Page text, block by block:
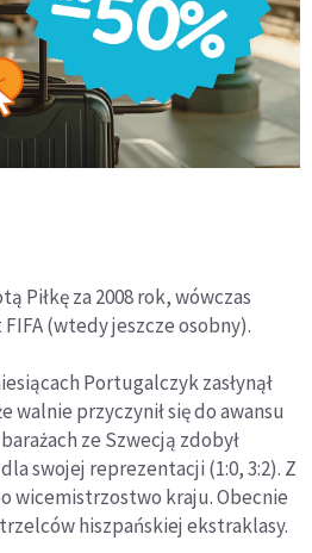
Piłkę za 2008 rok, wówczas
(wtedy jeszcze osobny).
Portugalczyk zasłynął
walnie przyczynił się do awansu
ze Szwecją zdobył
swojej reprezentacji (1:0, 3:2). Z
wicemistrzostwo kraju. Obecnie
hiszpańskiej ekstraklasy.